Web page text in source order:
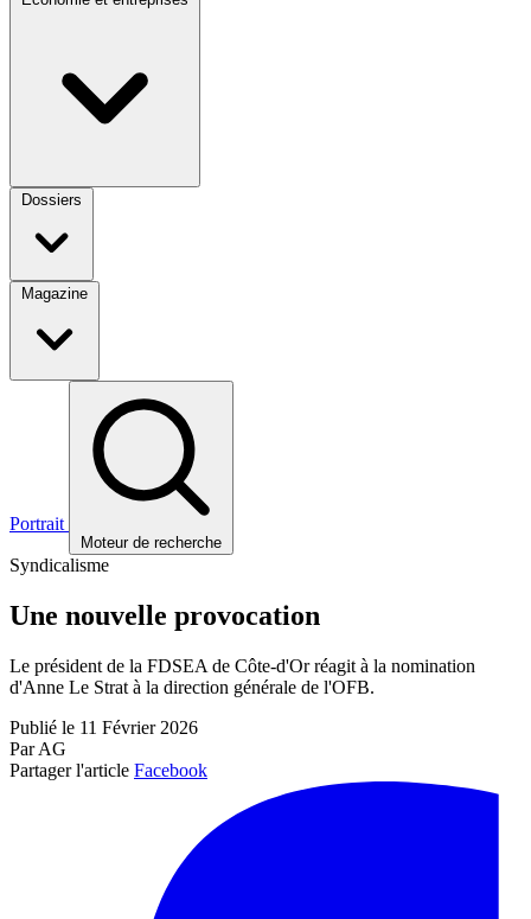
Dossiers
Magazine
Portrait
Moteur de recherche
Syndicalisme
Une nouvelle provocation
Le président de la FDSEA de Côte-d'Or réagit à la nomination
d'Anne Le Strat à la direction générale de l'OFB.
Publié le 11 Février 2026
Par AG
Partager l'article Facebook